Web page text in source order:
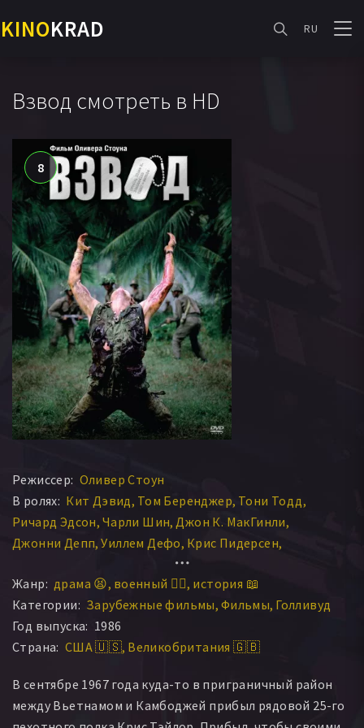
KINOKRAD RU
Взвод смотреть в HD
8
Режиссер: Оливер Стоун
В ролях: Кит Дэвид Том Беренджер Тони Тодд
Ричард Эдсон Чарли Шин Джон К. МакГинли
Джонни Депп Уиллем Дефо Крис Пидерсен
Форест Уитакер
Пол Санчез Ник Николсон Марк Мозес Дейл Дай
Франческо Куинн Дэвид Найдорф Корки Форд
Боб Орвиг Генри Стрцалковский
Иван Кэйн Уоррен МакЛин Брэд Кассини
Джеймс Терри МакИллвейн Марк Эбенхок
Дж. Адам Гловер Эндрю Б. Кларк Кевин Эшелман
Жанр: драма 😫 военный 👨‍✈️ история 📖
Категории: Зарубежные фильмы Фильмы Голливуд
Год выпуска: 1986
Страна: США 🇺🇸 Великобритания 🇬🇧
В сентябре 1967 года куда-то в приграничный район
между Вьетнамом и Камбоджей прибыл рядовой 25-го